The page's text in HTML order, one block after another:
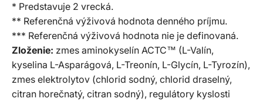
* Predstavuje 2 vrecká.
** Referenčná výživová hodnota denného príjmu.
*** Referenčná výživová hodnota nie je definovaná.
Zloženie: zmes aminokyselín ACTC™ (L-Valín,
kyselina L-Asparágová, L-Treonín, L-Glycín, L-Tyrozín),
zmes elektrolytov (chlorid sodný, chlorid draselný,
citran horečnatý, citran sodný), regulátory kyslosti